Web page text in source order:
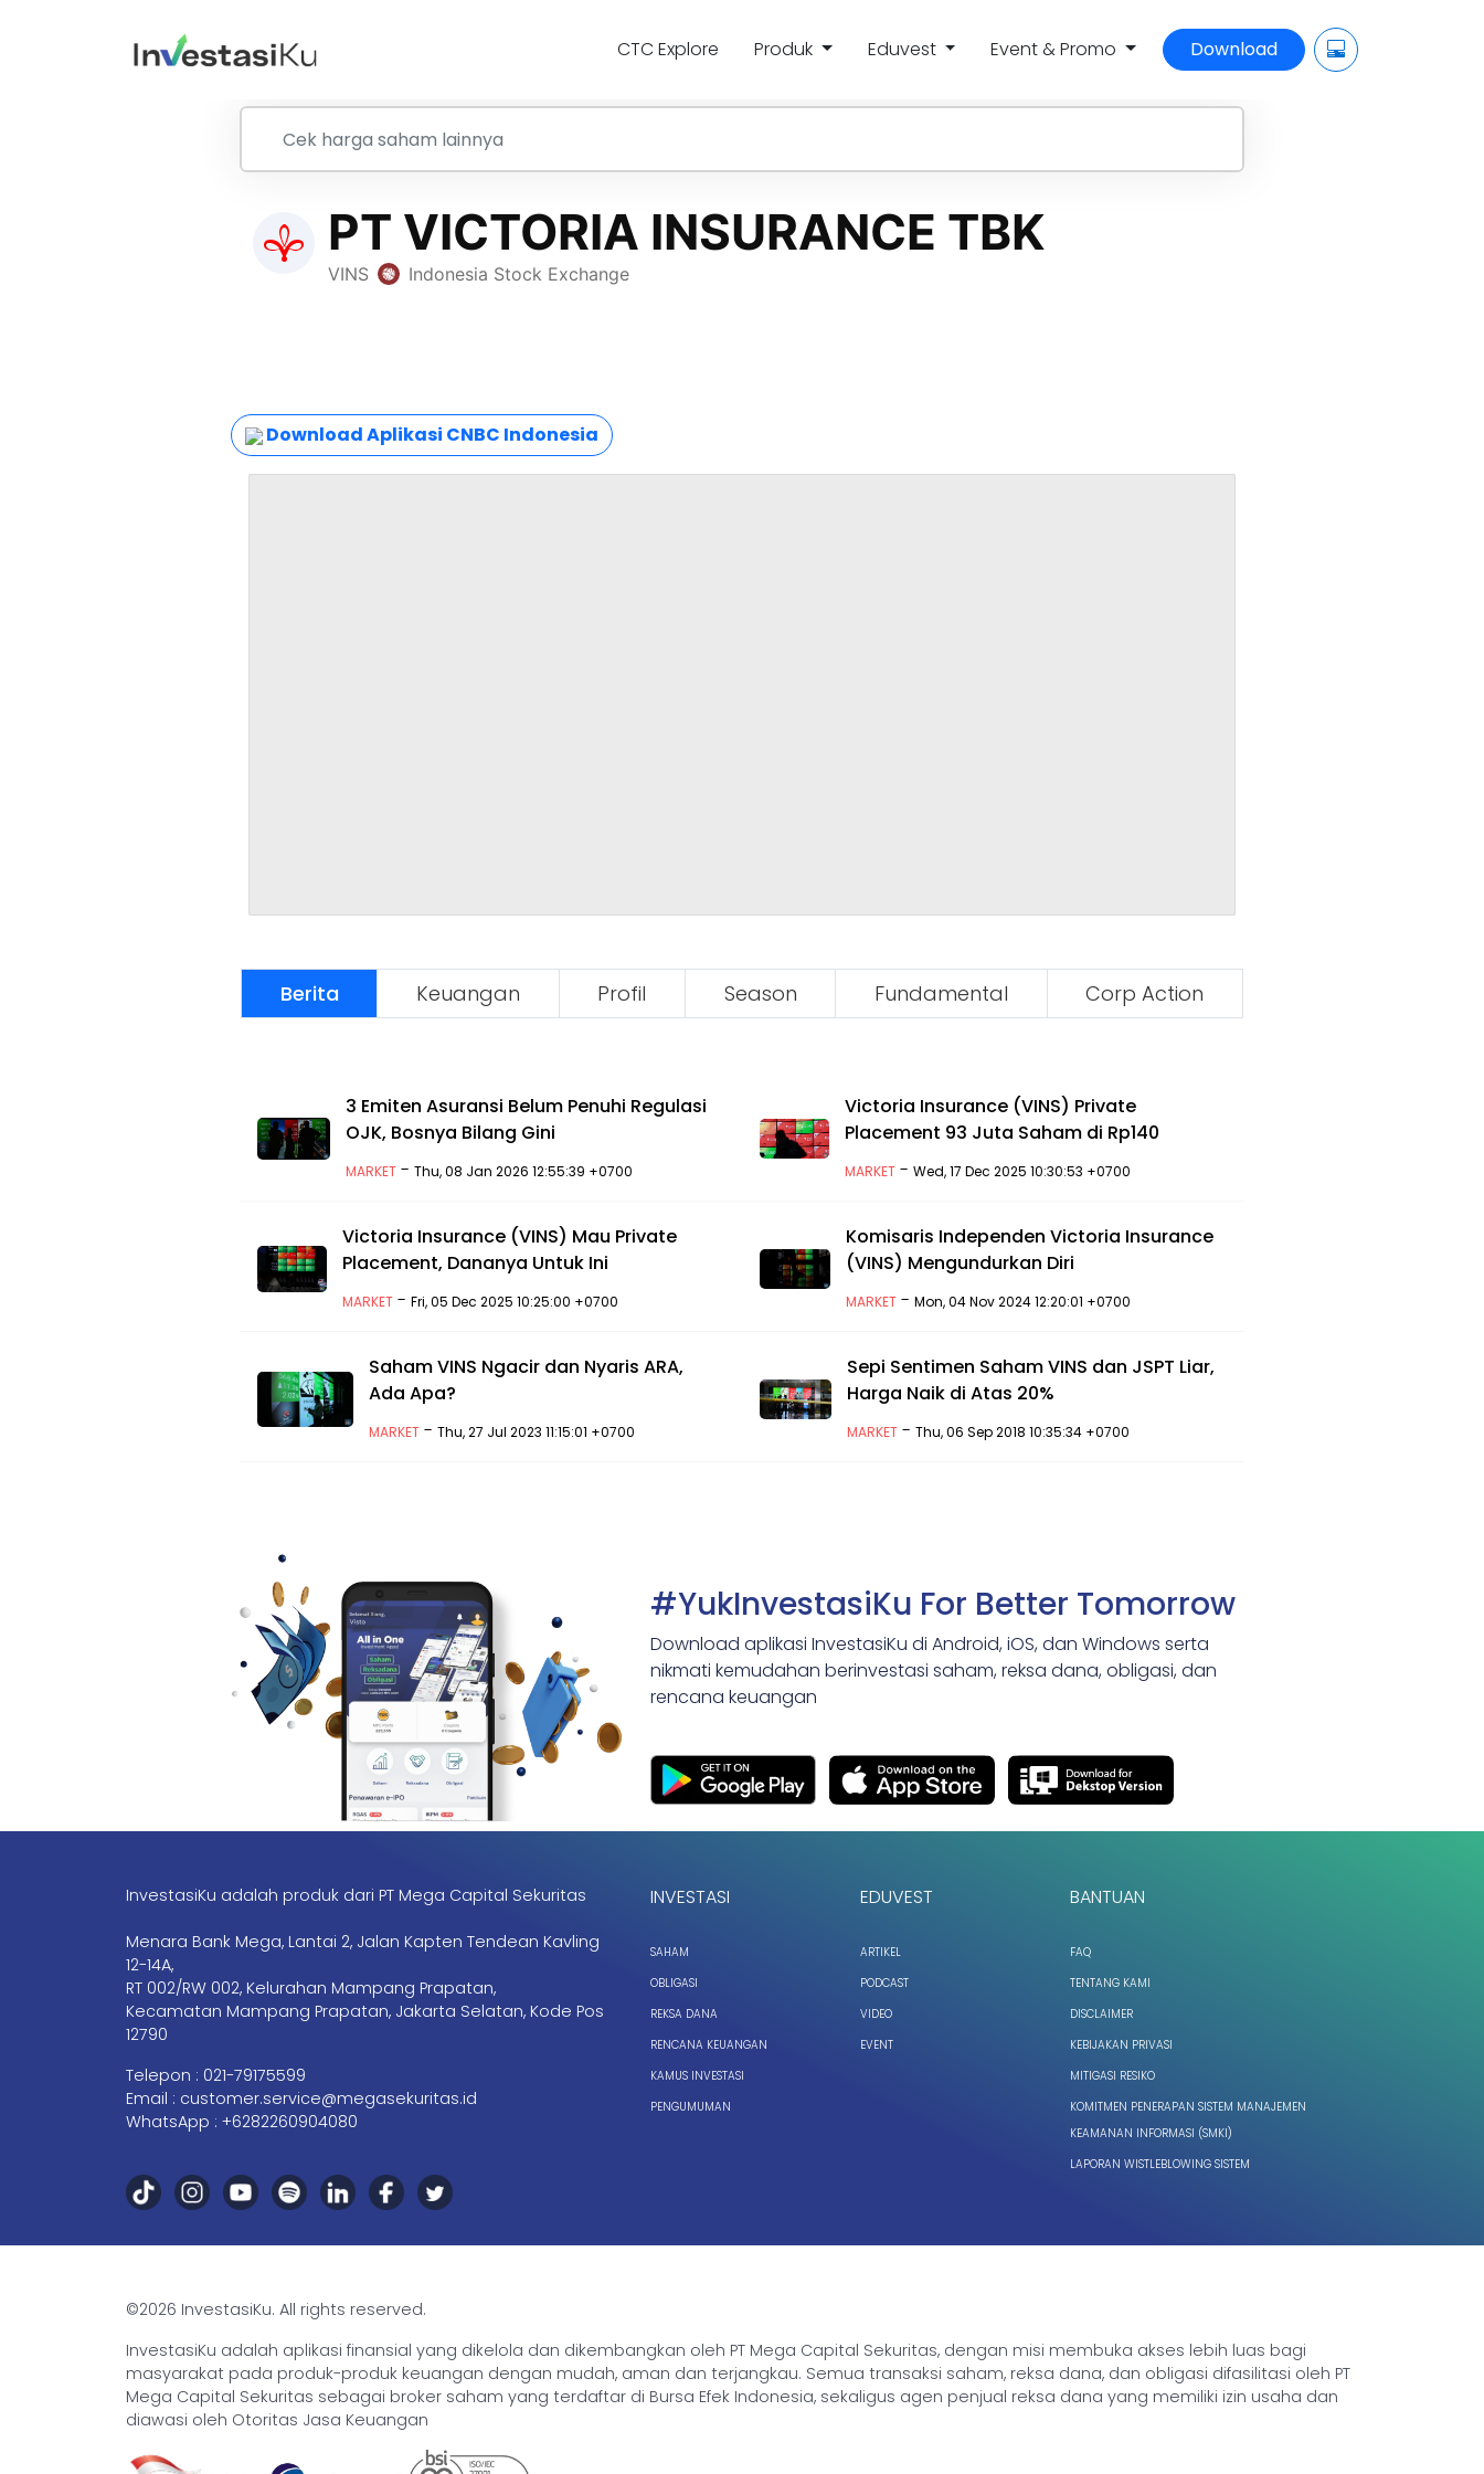
CTC Explore Produk Eduvest Event & Promo Download
Download Aplikasi CNBC Indonesia
Berita Keuangan Profil Season Fundamental Corp Action
3 Emiten Asuransi Belum Penuhi Regulasi
OJK, Bosnya Bilang Gini
MARKET- Thu, 08 Jan 2026 12:55:39 +0700
Victoria Insurance (VINS) Private
Placement 93 Juta Saham di Rp140
MARKET- Wed, 17 Dec 2025 10:30:53 +0700
Victoria Insurance (VINS) Mau Private
Placement, Dananya Untuk Ini
MARKET -Fri, 05 Dec 2025 10:25:00 +0700
Komisaris Independen Victoria Insurance
(VINS) Mengundurkan Diri
MARKET- Mon, 04 Nov 2024 12:20:01 +0700
Saham VINS Ngacir dan Nyaris ARA,
Ada Apa?
MARKET -Thu, 27 Jul 2023 11:15:01 +0700
Sepi Sentimen Saham VINS dan JSPT Liar,
Harga Naik di Atas 20%
MARKET -Thu, 06 Sep 2018 10:35:34 +0700
#YukInvestasiKu For Better Tomorrow
Download aplikasi InvestasiKu di Android, iOS, dan Windows serta
nikmati kemudahan berinvestasi saham, reksa dana, obligasi, dan
rencana keuangan
InvestasiKu adalah produk dari PT Mega Capital Sekuritas
Menara Bank Mega, Lantai 2, Jalan Kapten Tendean Kavling
12-14A,
RT 002/RW 002, Kelurahan Mampang Prapatan,
Kecamatan Mampang Prapatan, Jakarta Selatan, Kode Pos
12790
Telepon : 021-79175599
Email : customer.service@megasekuritas.id
WhatsApp : +6282260904080
INVESTASI
SAHAM
OBLIGASI
REKSA DANA
RENCANA KEUANGAN
KAMUS INVESTASI
PENGUMUMAN
EDUVEST
ARTIKEL
PODCAST
VIDEO
EVENT
BANTUAN
FAQ
TENTANG KAMI
DISCLAIMER
KEBIJAKAN PRIVASI
MITIGASI RESIKO
KOMITMEN PENERAPAN SISTEM MANAJEMEN
KEAMANAN INFORMASI (SMKI)
LAPORAN WISTLEBLOWING SISTEM
©2026 InvestasiKu. All rights reserved.
InvestasiKu adalah aplikasi finansial yang dikelola dan dikembangkan oleh PT Mega Capital Sekuritas, dengan misi membuka akses lebih luas bagi
masyarakat pada produk-produk keuangan dengan mudah, aman dan terjangkau. Semua transaksi saham, reksa dana, dan obligasi difasilitasi oleh PT
Mega Capital Sekuritas sebagai broker saham yang terdaftar di Bursa Efek Indonesia, sekaligus agen penjual reksa dana yang memiliki izin usaha dan
diawasi oleh Otoritas Jasa Keuangan